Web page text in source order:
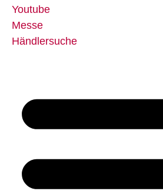
Youtube
Messe
Händlersuche